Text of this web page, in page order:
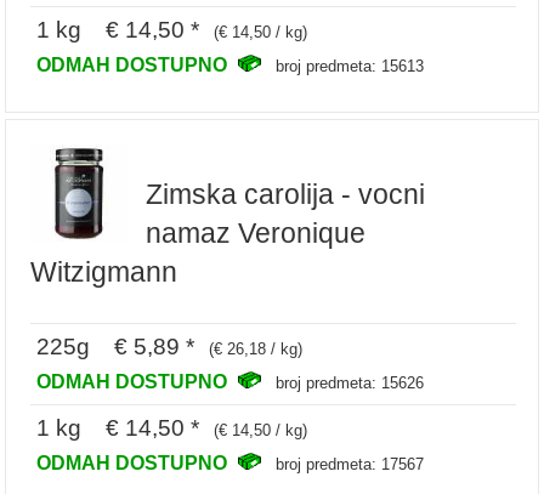
1 kg € 14,50 * (€ 14,50 / kg)
ODMAH DOSTUPNO broj predmeta: 15613
Zimska carolija - vocni
namaz Veronique
Witzigmann
225g € 5,89 * (€ 26,18 / kg)
ODMAH DOSTUPNO broj predmeta: 15626
1 kg € 14,50 * (€ 14,50 / kg)
ODMAH DOSTUPNO broj predmeta: 17567